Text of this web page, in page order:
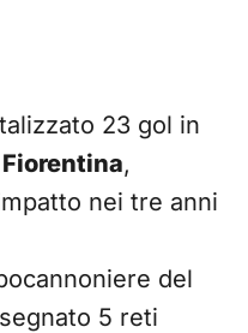
23 gol in
Fiorentina,
nei tre anni
del
5 reti